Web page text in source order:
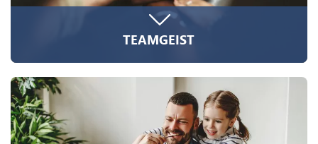
nicht nur in die regelmäßigen
Feedbackgespräche.
TEAMGEIST
den Erfolg unserer Kunden: Teamgeist ist bei
der Löwenstark keine platte Phrase, sondern
gelebtes Wir-Gefühl! Vertrauen wird hier